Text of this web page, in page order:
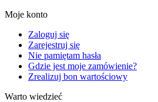
Moje konto
Zaloguj się
Zarejestruj się
Nie pamiętam hasła
Gdzie jest moje zamówienie?
Zrealizuj bon wartościowy
Warto wiedzieć